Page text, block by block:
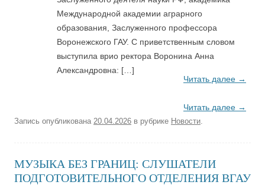
Международной академии аграрного
образования, Заслуженного профессора
Воронежского ГАУ. С приветственным словом
выступила врио ректора Воронина Анна
Александровна: […]
Читать далее →
Читать далее →
Запись опубликована 20.04.2026 в рубрике Новости.
МУЗЫКА БЕЗ ГРАНИЦ: СЛУШАТЕЛИ
ПОДГОТОВИТЕЛЬНОГО ОТДЕЛЕНИЯ ВГАУ